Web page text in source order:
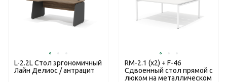
L-2.2L Стол эргономичный
Лайн Делиос / антрацит
RM-2.1 (x2) + F-46
Сдвоенный стол прямой с
люком на металлическом